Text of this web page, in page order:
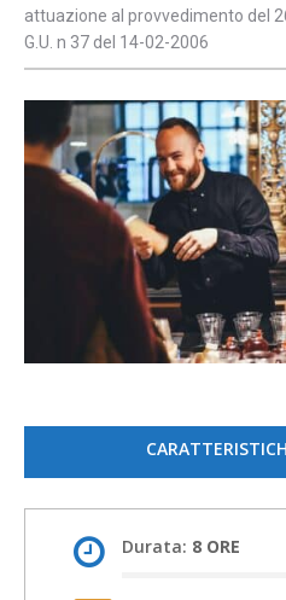
attuazione al provvedimento del
G.U. n 37 del 14-02-2006
Durata: 8 ORE